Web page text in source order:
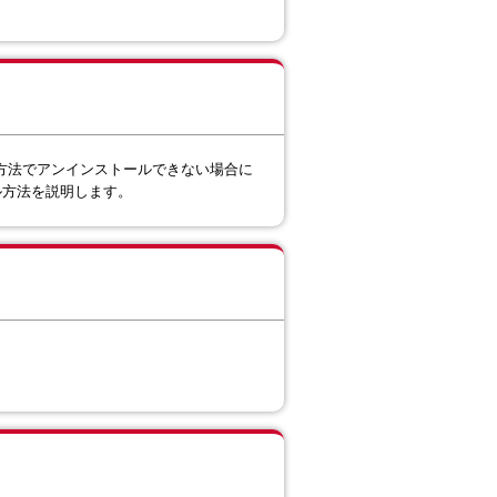
でアンインストールできない場合に
法を説明します。